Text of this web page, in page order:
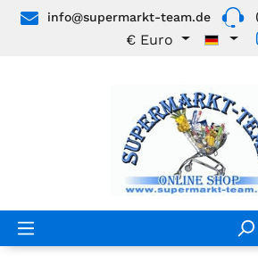
Zum Hauptinhalt springen
info@supermarkt-team.de
€ Euro